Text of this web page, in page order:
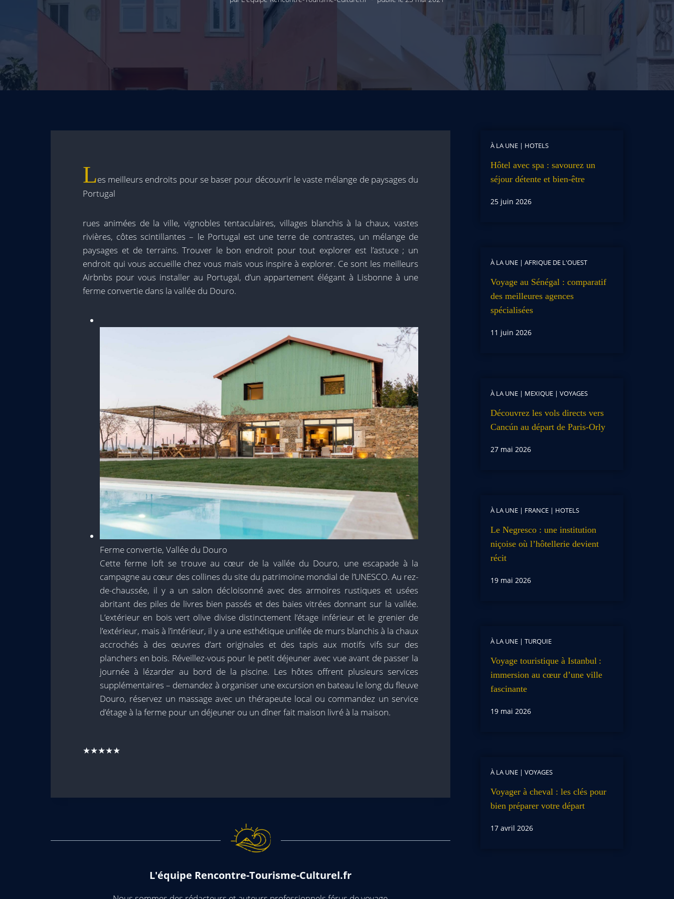
Les meilleurs endroits pour se baser pour découvrir le vaste mélange de paysages du
Portugal
rues animées de la ville, vignobles tentaculaires, villages blanchis à la chaux, vastes
rivières, côtes scintillantes – le Portugal est une terre de contrastes, un mélange de
paysages et de terrains. Trouver le bon endroit pour tout explorer est l’astuce ; un
endroit qui vous accueille chez vous mais vous inspire à explorer. Ce sont les meilleurs
Airbnbs pour vous installer au Portugal, d’un appartement élégant à Lisbonne à une
ferme convertie dans la vallée du Douro.
Ferme convertie, Vallée du Douro
Cette ferme loft se trouve au cœur de la vallée du Douro, une escapade à la
campagne au cœur des collines du site du patrimoine mondial de l’UNESCO. Au rez-
de-chaussée, il y a un salon décloisonné avec des armoires rustiques et usées
abritant des piles de livres bien passés et des baies vitrées donnant sur la vallée.
L’extérieur en bois vert olive divise distinctement l’étage inférieur et le grenier de
l’extérieur, mais à l’intérieur, il y a une esthétique unifiée de murs blanchis à la chaux
accrochés à des œuvres d’art originales et des tapis aux motifs vifs sur des
planchers en bois. Réveillez-vous pour le petit déjeuner avec vue avant de passer la
journée à lézarder au bord de la piscine. Les hôtes offrent plusieurs services
supplémentaires – demandez à organiser une excursion en bateau le long du fleuve
Douro, réservez un massage avec un thérapeute local ou commandez un service
d’étage à la ferme pour un déjeuner ou un dîner fait maison livré à la maison.
★★★★★
L'équipe Rencontre-Tourisme-Culturel.fr
À LA UNE| HOTELS
Hôtel avec spa : savourez un
séjour détente et bien-être
25 juin 2026
À LA UNE| AFRIQUE DE L'OUEST
Voyage au Sénégal : comparatif
des meilleures agences
spécialisées
11 juin 2026
À LA UNE| MEXIQUE| VOYAGES
Découvrez les vols directs vers
Cancún au départ de Paris-Orly
27 mai 2026
À LA UNE| FRANCE| HOTELS
Le Negresco : une institution
niçoise où l’hôtellerie devient
récit
19 mai 2026
À LA UNE| TURQUIE
Voyage touristique à Istanbul :
immersion au cœur d’une ville
fascinante
19 mai 2026
À LA UNE| VOYAGES
Voyager à cheval : les clés pour
bien préparer votre départ
17 avril 2026